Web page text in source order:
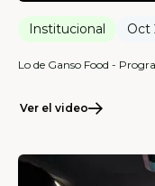
Institucional Oct
Lo de Ganso Food -
Ver el video